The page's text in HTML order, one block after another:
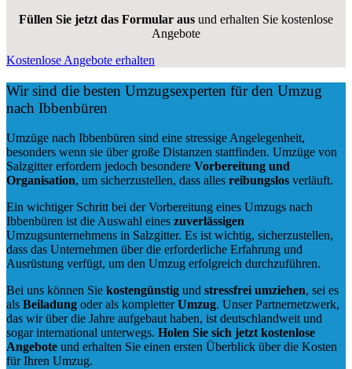
Füllen Sie jetzt das Formular aus und erhalten Sie kostenlose
Angebote
Kostenlose Angebote erhalten
Wir sind die besten Umzugsexperten für den Umzug
nach Ibbenbüren
Umzüge nach Ibbenbüren sind eine stressige Angelegenheit,
besonders wenn sie über große Distanzen stattfinden. Umzüge von
Salzgitter erfordern jedoch besondere Vorbereitung und
Organisation, um sicherzustellen, dass alles reibungslos verläuft.
Ein wichtiger Schritt bei der Vorbereitung eines Umzugs nach
Ibbenbüren ist die Auswahl eines zuverlässigen
Umzugsunternehmens in Salzgitter. Es ist wichtig, sicherzustellen,
dass das Unternehmen über die erforderliche Erfahrung und
Ausrüstung verfügt, um den Umzug erfolgreich durchzuführen.
Bei uns können Sie kostengünstig und stressfrei umziehen, sei es
als Beiladung oder als kompletterUmzug. Unser Partnernetzwerk,
das wir über die Jahre aufgebaut haben, ist deutschlandweit und
sogar international unterwegs. Holen Sie sich jetzt kostenlose
Angebote und erhalten Sie einen ersten Überblick über die Kosten
für Ihren Umzug.